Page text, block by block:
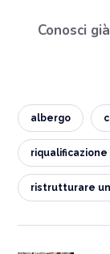
Conosci
albergo
riqualificazione
ristrutturare